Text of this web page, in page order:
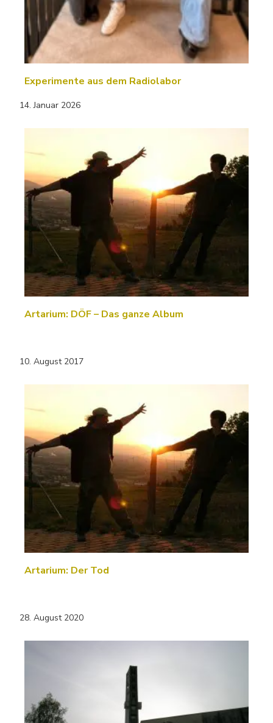
Experimente aus dem Radiolabor
14. Januar 2026
Artarium: DÖF – Das ganze Album
10. August 2017
Artarium: Der Tod
28. August 2020